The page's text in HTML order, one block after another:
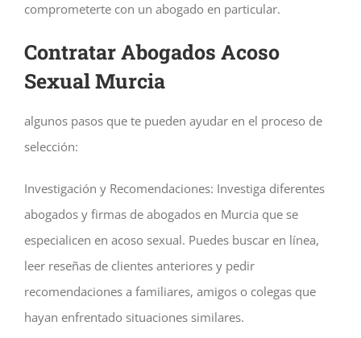
comprometerte con un abogado en particular.
Contratar Abogados Acoso
Sexual Murcia
algunos pasos que te pueden ayudar en el proceso de
selección:
Investigación y Recomendaciones: Investiga diferentes
abogados y firmas de abogados en Murcia que se
especialicen en acoso sexual. Puedes buscar en línea,
leer reseñas de clientes anteriores y pedir
recomendaciones a familiares, amigos o colegas que
hayan enfrentado situaciones similares.